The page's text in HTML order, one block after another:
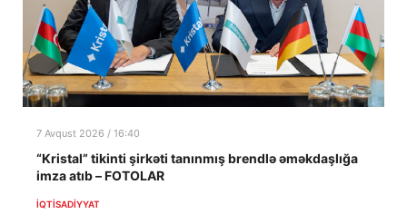
7 Avqust 2026 / 16:40
“Kristal” tikinti şirkəti tanınmış brendlə əməkdaşlığa
imza atıb – FOTOLAR
İQTISADIYYAT